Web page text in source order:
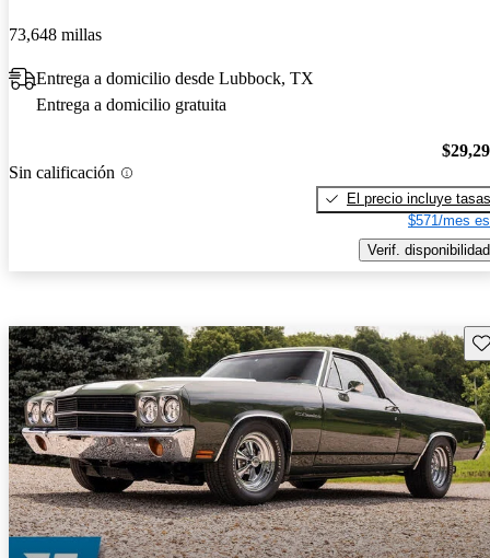
73,648 millas
Entrega a domicilio desde Lubbock, TX
Entrega a domicilio gratuita
Sin calificación
El precio incluye tasas
$571/mes
Verif. disponibilidad